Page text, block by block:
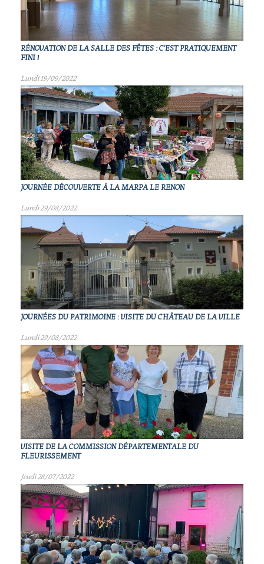
RÉNOVATION DE LA SALLE DES FÊTES : C'EST PRATIQUEMENT
FINI !
Lundi 19/09/2022
JOURNÉE DÉCOUVERTE À LA MARPA LE RENON
Lundi 29/08/2022
JOURNÉES DU PATRIMOINE : VISITE DU CHÂTEAU DE LA VILLE
Lundi 29/08/2022
VISITE DE LA COMMISSION DÉPARTEMENTALE DU
FLEURISSEMENT
Jeudi 28/07/2022